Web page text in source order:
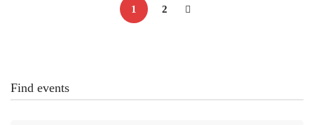
Find events
1 2